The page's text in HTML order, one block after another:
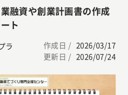
融資や創業計画書の作成
ト
ラ
作成日 / 2026/03/17
更新日 / 2026/07/24